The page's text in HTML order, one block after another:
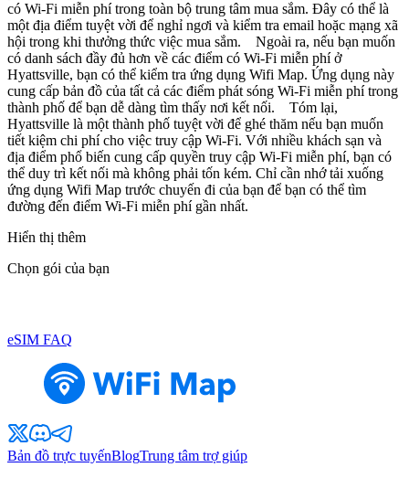
có Wi-Fi miễn phí trong toàn bộ trung tâm mua sắm. Đây có thể là
một địa điểm tuyệt vời để nghỉ ngơi và kiểm tra email hoặc mạng xã
hội trong khi thưởng thức việc mua sắm. Ngoài ra, nếu bạn muốn
có danh sách đầy đủ hơn về các điểm có Wi-Fi miễn phí ở
Hyattsville, bạn có thể kiểm tra ứng dụng Wifi Map. Ứng dụng này
cung cấp bản đồ của tất cả các điểm phát sóng Wi-Fi miễn phí trong
thành phố để bạn dễ dàng tìm thấy nơi kết nối. Tóm lại,
Hyattsville là một thành phố tuyệt vời để ghé thăm nếu bạn muốn
tiết kiệm chi phí cho việc truy cập Wi-Fi. Với nhiều khách sạn và
địa điểm phổ biến cung cấp quyền truy cập Wi-Fi miễn phí, bạn có
thể duy trì kết nối mà không phải tốn kém. Chỉ cần nhớ tải xuống
ứng dụng Wifi Map trước chuyến đi của bạn để bạn có thể tìm
đường đến điểm Wi-Fi miễn phí gần nhất.
Hiển thị thêm
Chọn gói của bạn
eSIM FAQ
Bản đồ trực tuyếnBlogTrung tâm trợ giúp